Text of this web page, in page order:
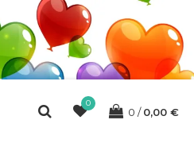
0
0 0,00 €